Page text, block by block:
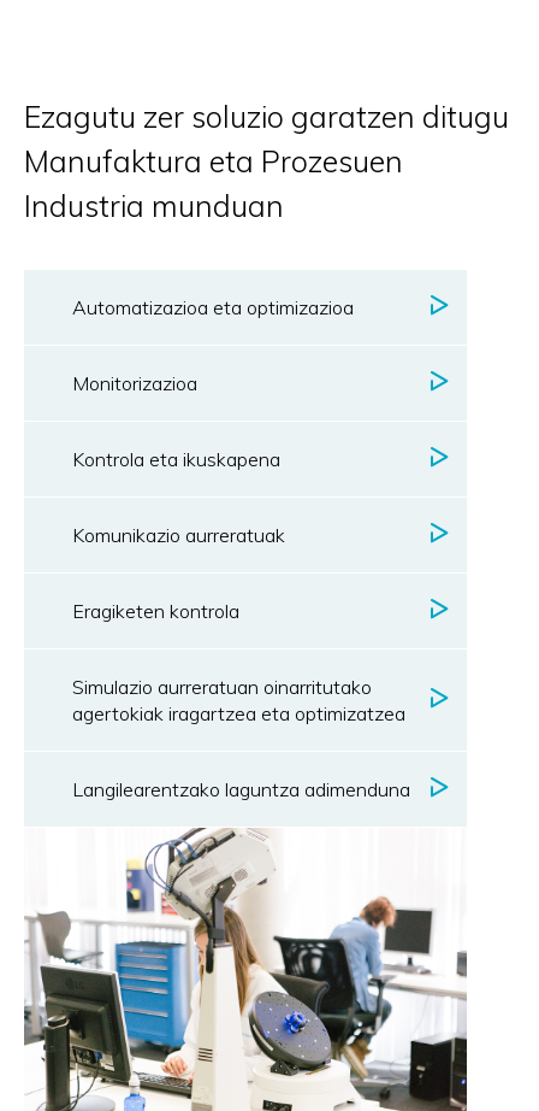
Ezagutu zer soluzio garatzen ditugu
Manufaktura eta Prozesuen
Industria munduan
Automatizazioa eta optimizazioa
Monitorizazioa
Kontrola eta ikuskapena
Komunikazio aurreratuak
Eragiketen kontrola
Simulazio aurreratuan oinarritutako
agertokiak iragartzea eta optimizatzea
Langilearentzako laguntza adimenduna